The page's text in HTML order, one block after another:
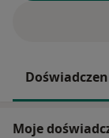
Moje